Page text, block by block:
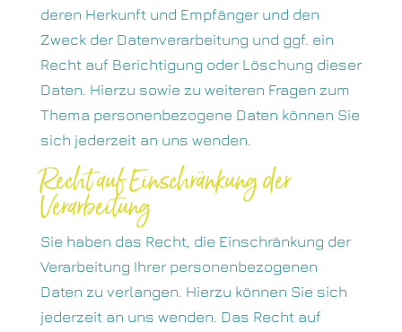
deren Herkunft und Empfänger und den
Zweck der Datenverarbeitung und ggf. ein
Recht auf Berichtigung oder Löschung dieser
Daten. Hierzu sowie zu weiteren Fragen zum
Thema personenbezogene Daten können Sie
sich jederzeit an uns wenden.
Recht auf Einschränkung der
Verarbeitung
Sie haben das Recht, die Einschränkung der
Verarbeitung Ihrer personenbezogenen
Daten zu verlangen. Hierzu können Sie sich
jederzeit an uns wenden. Das Recht auf